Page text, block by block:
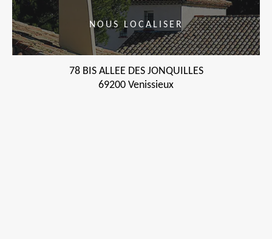
NOUS LOCALISER
78 BIS ALLEE DES JONQUILLES
69200 Venissieux